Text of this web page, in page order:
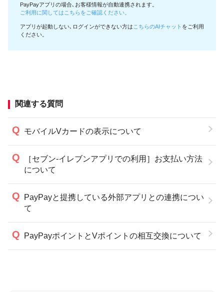
PayPayアプリの場合､お客様情報が自動連携されます。
ご利用に関してはこちらをご確認ください。
アプリが起動しない､ログインができない方は こちらのAIチャット をご利用
ください。
関連する質問
モバイルVカードの表示について
［セブン-イレブンアプリでの利用］お支払い方法
について
PayPayと提携している外部アプリとの連携につい
て
PayPayポイントとVポイントの相互交換について